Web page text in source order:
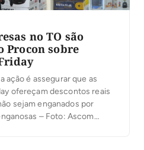
no TO são
Procon sobre
ação é assegurar que as
ofereçam descontos reais
sejam enganados por
– Foto: Ascom